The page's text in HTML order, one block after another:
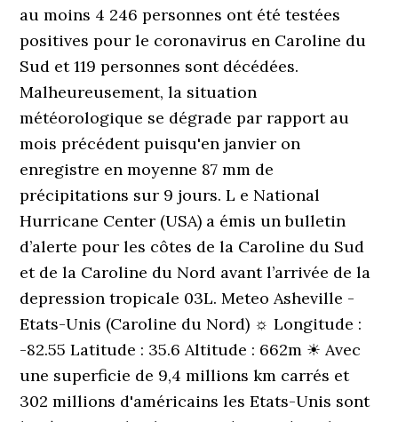
au moins 4 246 personnes ont été testées
positives pour le coronavirus en Caroline du
Sud et 119 personnes sont décédées.
Malheureusement, la situation
météorologique se dégrade par rapport au
mois précédent puisqu'en janvier on
enregistre en moyenne 87 mm de
précipitations sur 9 jours. L e National
Hurricane Center (USA) a émis un bulletin
d’alerte pour les côtes de la Caroline du Sud
et de la Caroline du Nord avant l’arrivée de la
depression tropicale 03L. Meteo Asheville -
Etats-Unis (Caroline du Nord) ☼ Longitude :
-82.55 Latitude : 35.6 Altitude : 662m ☀ Avec
une superficie de 9,4 millions km carrés et
302 millions d'américains les Etats-Unis sont